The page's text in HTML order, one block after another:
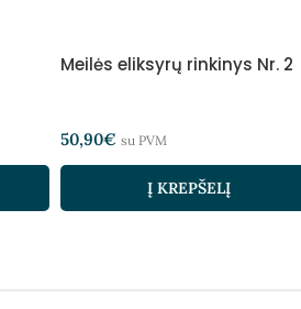
Meilės eliksyrų rinkinys Nr. 2
50,90€ su PVM
Į KREPŠELĮ